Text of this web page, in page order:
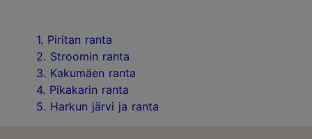
1. Piritan ranta
2. Stroomin ranta
3. Kakumäen ranta
4. Pikakarin ranta
5. Harkun järvi ja ranta